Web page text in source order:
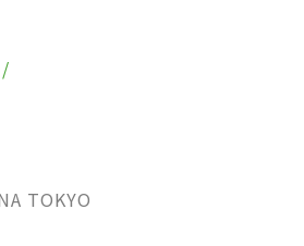
TOKYO